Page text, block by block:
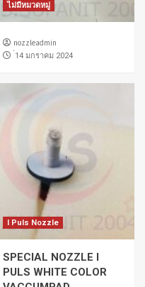
ไม่มีหมวดหมู่
nozzleadmin
่14 มกราคม 2024
I Puls Nozzle
SPECIAL NOZZLE I
PULS WHITE COLOR